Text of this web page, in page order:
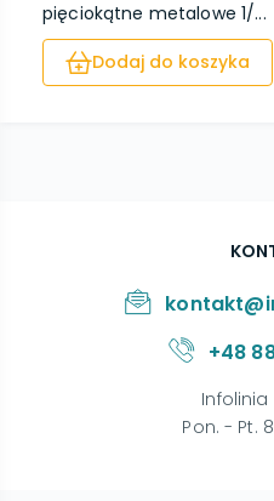
pięciokątne metalowe 1/...
Dodaj do koszyka
+48
Pon. - Pt.